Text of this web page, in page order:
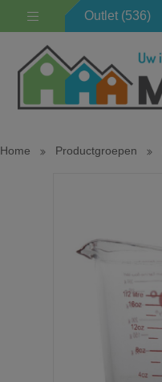
Outlet (536)
Home Productgroepen